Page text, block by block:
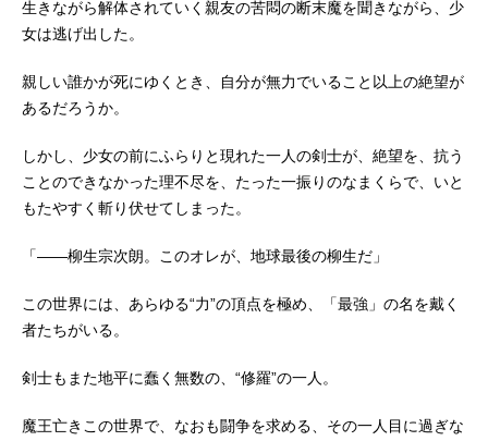
生きながら解体されていく親友の苦悶の断末魔を聞きながら、少
女は逃げ出した。
親しい誰かが死にゆくとき、自分が無力でいること以上の絶望が
あるだろうか。
しかし、少女の前にふらりと現れた一人の剣士が、絶望を、抗う
ことのできなかった理不尽を、たった一振りのなまくらで、いと
もたやすく斬り伏せてしまった。
「――柳生宗次朗。このオレが、地球最後の柳生だ」
この世界には、あらゆる“力”の頂点を極め、「最強」の名を戴く
者たちがいる。
剣士もまた地平に蠢く無数の、“修羅”の一人。
魔王亡きこの世界で、なおも闘争を求める、その一人目に過ぎな